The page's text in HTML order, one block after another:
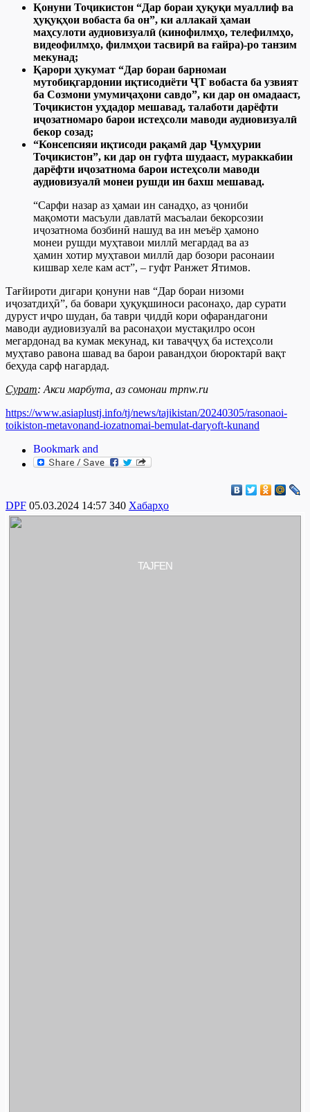
Қонуни Тоҷикистон “Дар бораи ҳуқуқи муаллиф ва
ҳуқуқҳои вобаста ба он”, ки аллакай ҳамаи
маҳсулоти аудиовизуалӣ (кинофилмҳо, телефилмҳо,
видеофилмҳо, филмҳои тасвирӣ ва ғайра)-ро танзим
мекунад;
Қарори ҳукумат “Дар бораи барномаи
мутобиқгардонии иқтисодиёти ҶТ вобаста ба узвият
ба Созмони умумиҷаҳони савдо”, ки дар он омадааст,
Тоҷикистон уҳдадор мешавад, талаботи дарёфти
иҷозатномаро барои истеҳсоли маводи аудиовизуалӣ
бекор созад;
“Консепсияи иқтисоди рақамӣ дар Ҷумҳурии
Тоҷикистон”, ки дар он гуфта шудааст, мураккабии
дарёфти иҷозатнома барои истеҳсоли маводи
аудиовизуалӣ монеи рушди ин бахш мешавад.
“Сарфи назар аз ҳамаи ин санадҳо, аз ҷониби
мақомоти масъули давлатӣ масъалаи бекорсозии
иҷозатнома бозбинӣ нашуд ва ин меъёр ҳамоно
монеи рушди муҳтавои миллӣ мегардад ва аз
ҳамин хотир муҳтавои миллӣ дар бозори расонаии
кишвар хеле кам аст”, – гуфт Ранжет Ятимов.
Тағйироти дигари қонуни нав “Дар бораи низоми
иҷозатдиҳӣ”, ба бовари ҳуқуқшиноси расонаҳо, дар сурати
дуруст иҷро шудан, ба таври ҷиддӣ кори офарандагони
маводи аудиовизуалӣ ва расонаҳои мустақилро осон
мегардонад ва кумак мекунад, ки таваҷҷуҳ ба истеҳсоли
муҳтаво равона шавад ва барои равандҳои бюроктарӣ вақт
беҳуда сарф нагардад.
Сурат: Акси марбута, аз сомонаи mpnw.ru
https://www.asiaplustj.info/tj/news/tajikistan/20240305/rasonaoi-
toikiston-metavonand-iozatnomai-bemulat-daryoft-kunand
DPF 05.03.2024 14:57 340 Хабарҳо
TAJFEN